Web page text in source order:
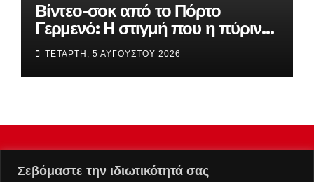
Σεβόμαστε την ιδιωτικότητά σας
Βίντεο-σοκ από το Πόρτο
Γερμενό: Η στιγμή που η πύρινη
λαίλαπα «καταπίνει» τον οικισμό
ΤΕΤΆΡΤΗ, 5 ΑΥΓΟΎΣΤΟΥ 2026